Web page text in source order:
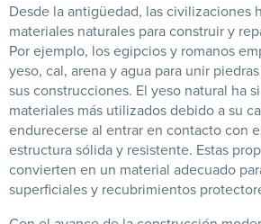
Desde la antigüedad, las civilizaciones
materiales naturales para construir y
Por ejemplo, los egipcios y romanos
yeso, cal, arena y agua para unir
sus construcciones. El yeso natural ha
materiales más utilizados debido a su
endurecerse al entrar en contacto con
estructura sólida y resistente. Estas
convierten en un material adecuado
superficiales y recubrimientos